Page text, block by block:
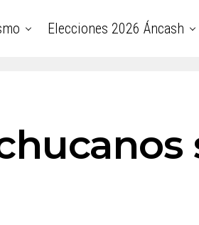
Elecciones 2026 Áncash